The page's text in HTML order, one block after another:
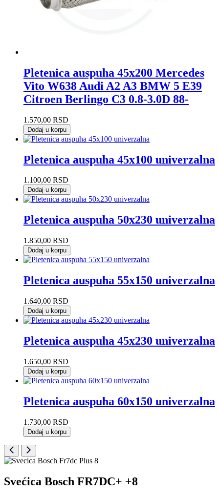
Pletenica auspuha 45x200 Mercedes
Vito W638 Audi A2 A3 BMW 5 E39
Citroen Berlingo C3 0.8-3.0D 88-
1.570,00 RSD
Dodaj u korpu
Pletenica auspuha 45x100 univerzalna
1.100,00 RSD
Dodaj u korpu
Pletenica auspuha 50x230 univerzalna
1.850,00 RSD
Dodaj u korpu
Pletenica auspuha 55x150 univerzalna
1.640,00 RSD
Dodaj u korpu
Pletenica auspuha 45x230 univerzalna
1.650,00 RSD
Dodaj u korpu
Pletenica auspuha 60x150 univerzalna
1.730,00 RSD
Dodaj u korpu
Svećica Bosch FR7DC+ +8